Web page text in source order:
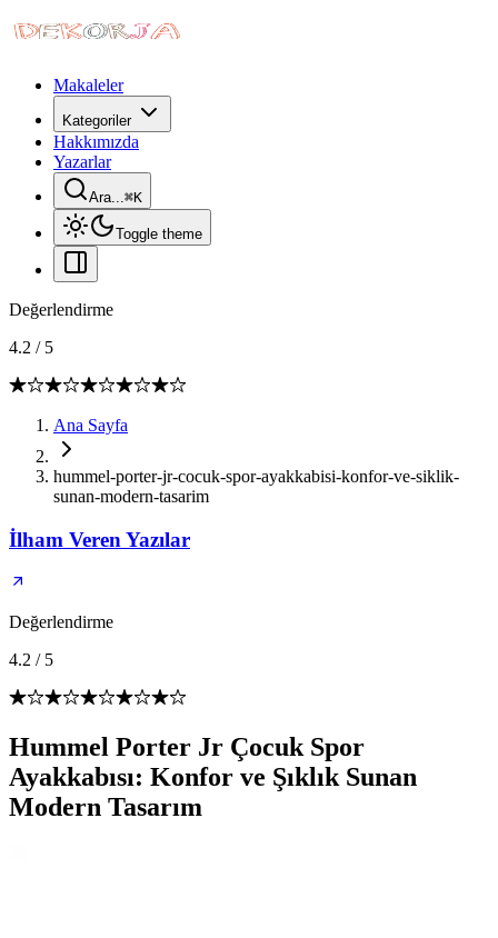
Makaleler
Kategoriler
Hakkımızda
Yazarlar
Ara...⌘K
Toggle theme
Değerlendirme
4.2 / 5
Ana Sayfa
hummel-porter-jr-cocuk-spor-ayakkabisi-konfor-ve-siklik-
sunan-modern-tasarim
İlham Veren Yazılar
Değerlendirme
4.2 / 5
Hummel Porter Jr Çocuk Spor
Ayakkabısı: Konfor ve Şıklık Sunan
Modern Tasarım